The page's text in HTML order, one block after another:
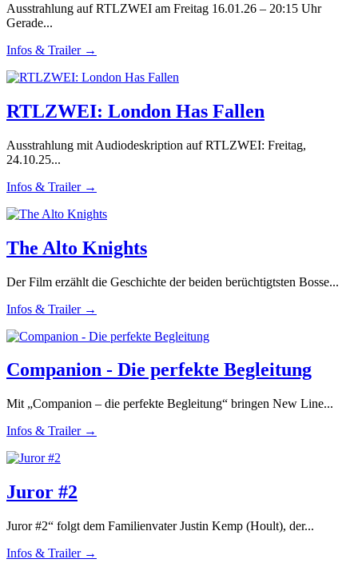
Ausstrahlung auf RTLZWEI am Freitag 16.01.26 – 20:15 Uhr
Gerade...
Infos & Trailer →
RTLZWEI: London Has Fallen
Ausstrahlung mit Audiodeskription auf RTLZWEI: Freitag,
24.10.25...
Infos & Trailer →
The Alto Knights
Der Film erzählt die Geschichte der beiden berüchtigtsten Bosse...
Infos & Trailer →
Companion - Die perfekte Begleitung
Mit „Companion – die perfekte Begleitung“ bringen New Line...
Infos & Trailer →
Juror #2
Juror #2“ folgt dem Familienvater Justin Kemp (Hoult), der...
Infos & Trailer →